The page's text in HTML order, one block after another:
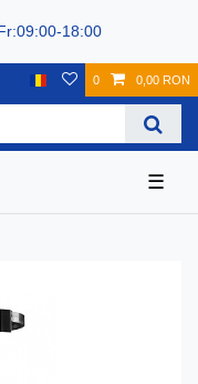
18:00
0 0,00 RON
☰